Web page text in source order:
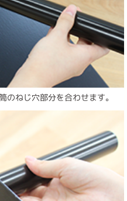
ねじ穴部分を合わせます。